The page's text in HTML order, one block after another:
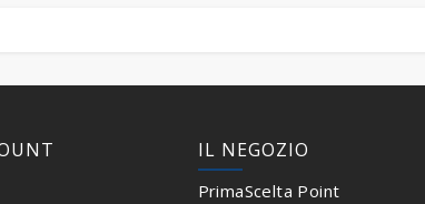
IL NEGOZIO
PrimaScelta Point